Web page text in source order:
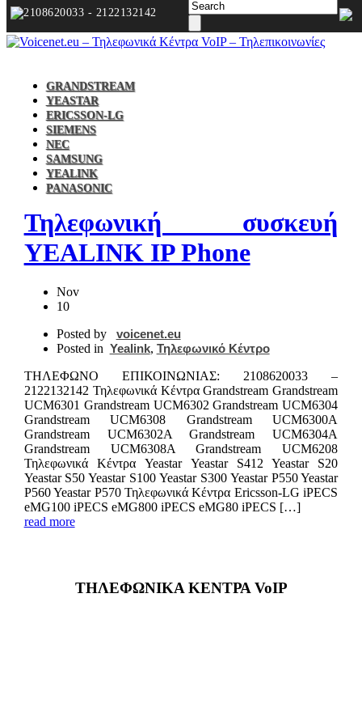
2108620033 - 2122132142
GRANDSTREAM
YEASTAR
ERICSSON-LG
SIEMENS
NEC
SAMSUNG
YEALINK
PANASONIC
Τηλεφωνική συσκευή
YEALINK IP Phone
Nov
10
Posted by
voicenet.eu
Posted in Yealink, Τηλεφωνικό Κέντρο
ΤΗΛΕΦΩΝΟ ΕΠΙΚΟIΝΩΝΙΑΣ: 2108620033 –
2122132142 Τηλεφωνικά Κέντρα Grandstream Grandstream
UCM6301 Grandstream UCM6302 Grandstream UCM6304
Grandstream UCM6308 Grandstream UCM6300A
Grandstream UCM6302A Grandstream UCM6304A
Grandstream UCM6308A Grandstream UCM6208
Τηλεφωνικά Κέντρα Yeastar Yeastar S412 Yeastar S20
Yeastar S50 Yeastar S100 Yeastar S300 Yeastar P550 Yeastar
P560 Yeastar P570 Τηλεφωνικά Κέντρα Ericsson-LG iPECS
eMG100 iPECS eMG800 iPECS eMG80 iPECS […]
read more
ΤΗΛΕΦΩΝΙΚΑ ΚΕΝΤΡΑ VoIP